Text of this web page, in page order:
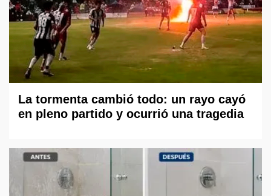
La tormenta cambió todo: un rayo cayó
en pleno partido y ocurrió una tragedia